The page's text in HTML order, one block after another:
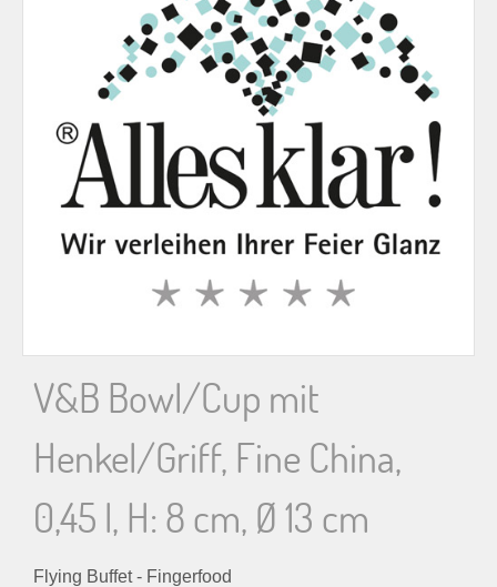
a
h
V&B Bowl/Cup mit
Henkel/Griff, Fine China,
0,45 l, H: 8 cm, Ø 13 cm
Flying Buffet - Fingerfood